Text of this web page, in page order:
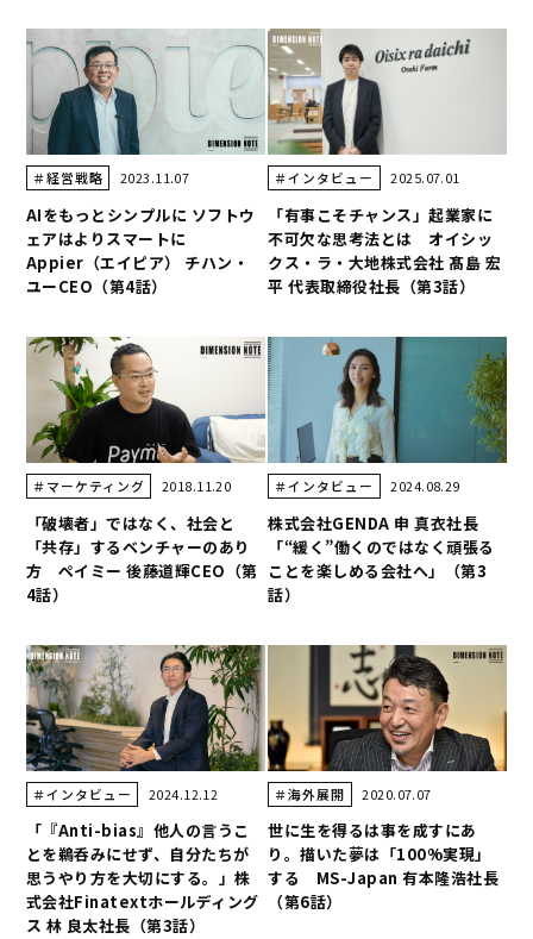
＃経営戦略 2023.11.07
AIをもっとシンプルに ソフトウ
ェアはよりスマートに
Appier（エイピア） チハン・
ユーCEO（第4話）
＃インタビュー 2025.07.01
「有事こそチャンス」起業家に
不可欠な思考法とは オイシッ
クス・ラ・大地株式会社 髙島 宏
平 代表取締役社長（第3話）
＃マーケティング 2018.11.20
「破壊者」ではなく、社会と
「共存」するベンチャーのあり
方 ペイミー 後藤道輝CEO（第
4話）
＃インタビュー 2024.08.29
株式会社GENDA 申 真衣社長
「“緩く”働くのではなく頑張る
ことを楽しめる会社へ」（第3
話）
＃インタビュー 2024.12.12
「『Anti-bias』他人の言うこ
とを鵜呑みにせず、自分たちが
思うやり方を大切にする。」株
式会社Finatextホールディング
ス 林 良太社長（第3話）
＃海外展開 2020.07.07
世に生を得るは事を成すにあ
り。描いた夢は「100%実現」
する MS-Japan 有本隆浩社長
（第6話）